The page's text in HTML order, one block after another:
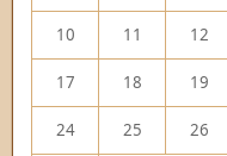
10 11 12
17 18 19
24 25 26